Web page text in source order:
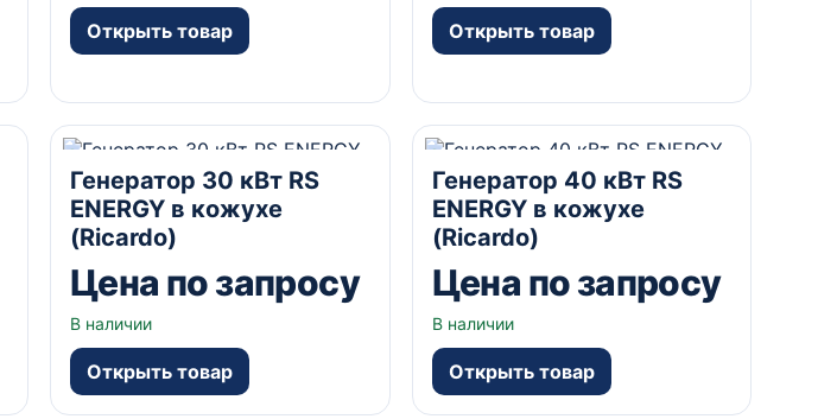
Открыть товар Открыть товар
да А
Генератор 30 кВт RS
ENERGY в кожухе
(Ricardo)
Цена по запросу
В наличии
Открыть товар
да А
Генератор 40 кВт RS
ENERGY в кожухе
(Ricardo)
Цена по запросу
В наличии
Открыть товар